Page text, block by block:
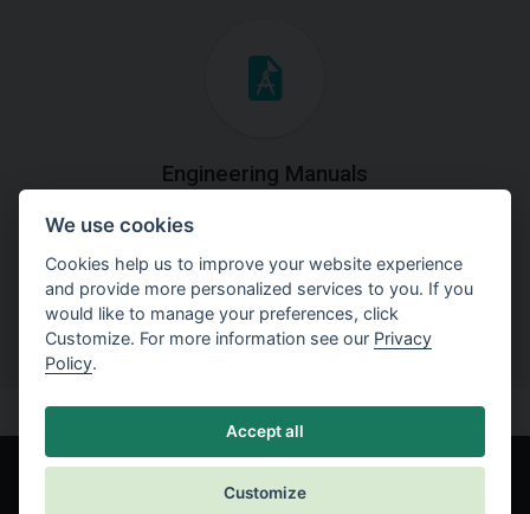
Engineering Manuals
Step by steps guides on how
to solve a specific tasks.
We use cookies
Cookies help us to improve your website experience
and provide more personalized services to you. If you
would like to manage your preferences, click
Customize. For more information see our Privacy
Policy.
Accept all
Customize